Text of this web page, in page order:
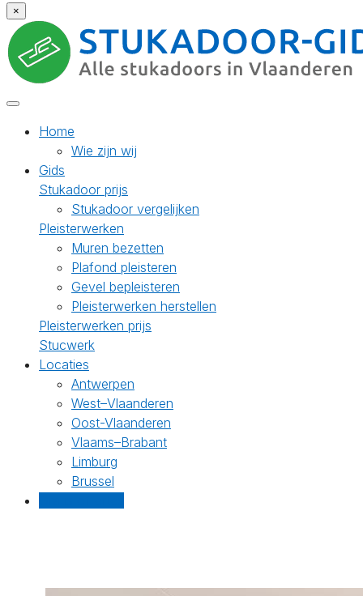
×
Home
Wie zijn wij
Gids
Stukadoor prijs
Stukadoor vergelijken
Pleisterwerken
Muren bezetten
Plafond pleisteren
Gevel bepleisteren
Pleisterwerken herstellen
Pleisterwerken prijs
Stucwerk
Locaties
Antwerpen
West–Vlaanderen
Oost-Vlaanderen
Vlaams–Brabant
Limburg
Brussel